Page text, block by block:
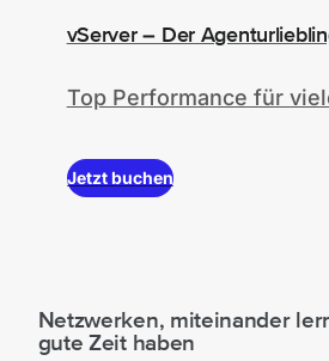
vServer – Der
Top Performance für
Jetzt buchen
Netzwerken, miteinander
gute Zeit haben